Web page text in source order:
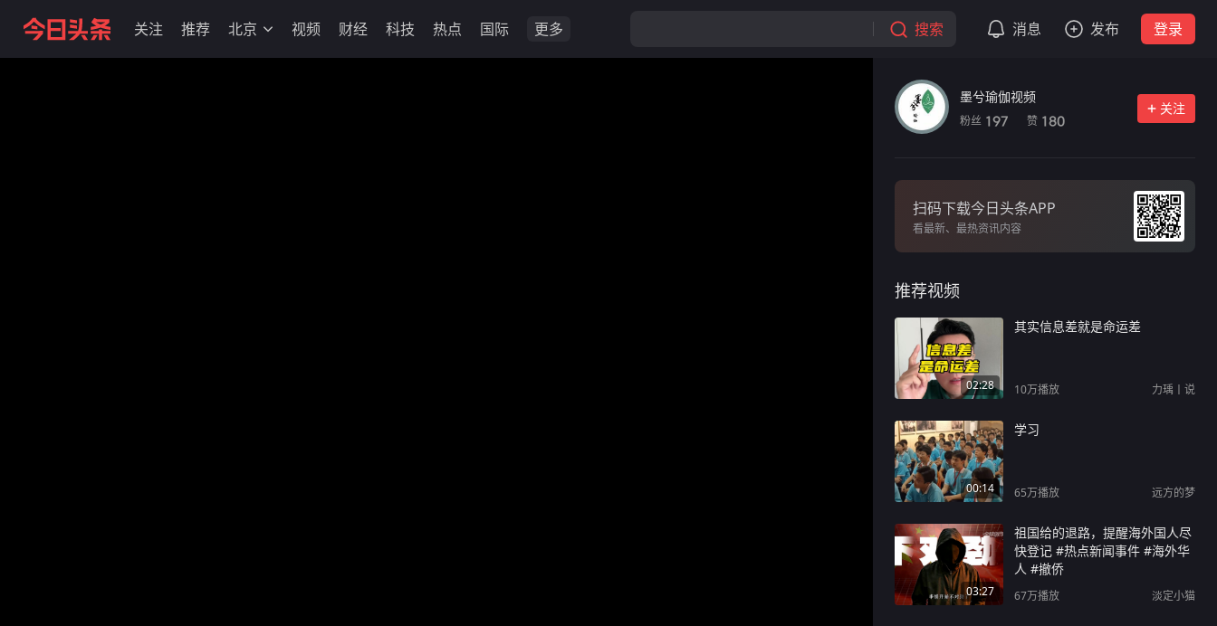
关注 推荐 北京 视频 财经 科技 热点 国际 更多 搜索 消息 发布 登录
墨兮瑜伽视频
粉丝 197 赞 180
关注
扫码下载今日头条APP
看最新、最热资讯内容
推荐视频
02:28
其实信息差就是命运差
10万播放 力瑀丨说
00:14
学习
65万播放 远方的梦
03:27
祖国给的退路，提醒海外国人尽
快登记 #热点新闻事件 #海外华
人 #撤侨
67万播放 淡定小猫